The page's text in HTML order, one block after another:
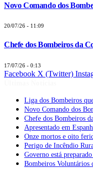
Novo Comando dos
20/07/26 - 11:09
Chefe dos Bombeiros da
17/07/26 - 0:13
Facebook X (Twitter)
Liga dos Bombeiros
Novo Comando dos
Chefe dos Bombeiros
Apresentado em
Onze mortos e oito
Perigo de Incêndio
Governo está
Bombeiros Voluntários